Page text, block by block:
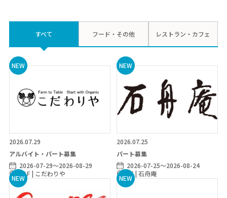
屋上庭園
10:00～19:00（4月～9月）
すべて フード・その他 レストラン・カフェ
2026.07.29
アルバイト・パート募集
2026-07-29～2026-08-29
B1F | こだわりや
2026.07.25
パート募集
2026-07-25～2026-08-24
1F | 石舟庵